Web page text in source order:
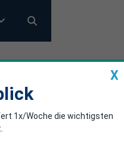
X
1x/Woche die wichtigsten